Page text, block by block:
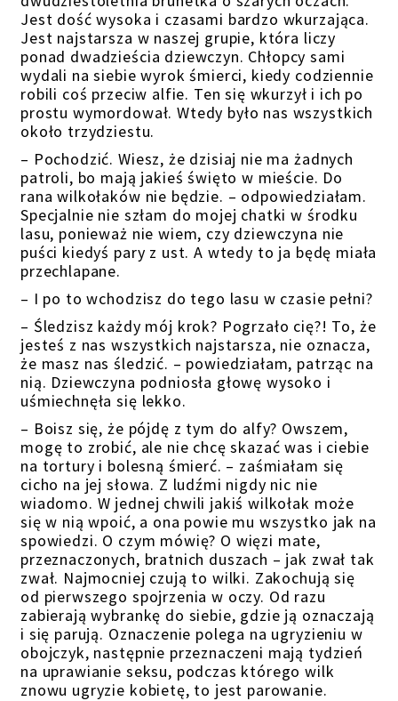
Jest dość wysoka i czasami bardzo wkurzająca.
Jest najstarsza w naszej grupie, która liczy
ponad dwadzieścia dziewczyn. Chłopcy sami
wydali na siebie wyrok śmierci, kiedy codziennie
robili coś przeciw alfie. Ten się wkurzył i ich po
prostu wymordował. Wtedy było nas wszystkich
około trzydziestu.
– Pochodzić. Wiesz, że dzisiaj nie ma żadnych
patroli, bo mają jakieś święto w mieście. Do
rana wilkołaków nie będzie. – odpowiedziałam.
Specjalnie nie szłam do mojej chatki w środku
lasu, ponieważ nie wiem, czy dziewczyna nie
puści kiedyś pary z ust. A wtedy to ja będę miała
przechlapane.
– I po to wchodzisz do tego lasu w czasie pełni?
– Śledzisz każdy mój krok? Pogrzało cię?! To, że
jesteś z nas wszystkich najstarsza, nie oznacza,
że masz nas śledzić. – powiedziałam, patrząc na
nią. Dziewczyna podniosła głowę wysoko i
uśmiechnęła się lekko.
– Boisz się, że pójdę z tym do alfy? Owszem,
mogę to zrobić, ale nie chcę skazać was i ciebie
na tortury i bolesną śmierć. – zaśmiałam się
cicho na jej słowa. Z ludźmi nigdy nic nie
wiadomo. W jednej chwili jakiś wilkołak może
się w nią wpoić, a ona powie mu wszystko jak na
spowiedzi. O czym mówię? O więzi mate,
przeznaczonych, bratnich duszach – jak zwał tak
zwał. Najmocniej czują to wilki. Zakochują się
od pierwszego spojrzenia w oczy. Od razu
zabierają wybrankę do siebie, gdzie ją oznaczają
i się parują. Oznaczenie polega na ugryzieniu w
obojczyk, następnie przeznaczeni mają tydzień
na uprawianie seksu, podczas którego wilk
znowu ugryzie kobietę, to jest parowanie.